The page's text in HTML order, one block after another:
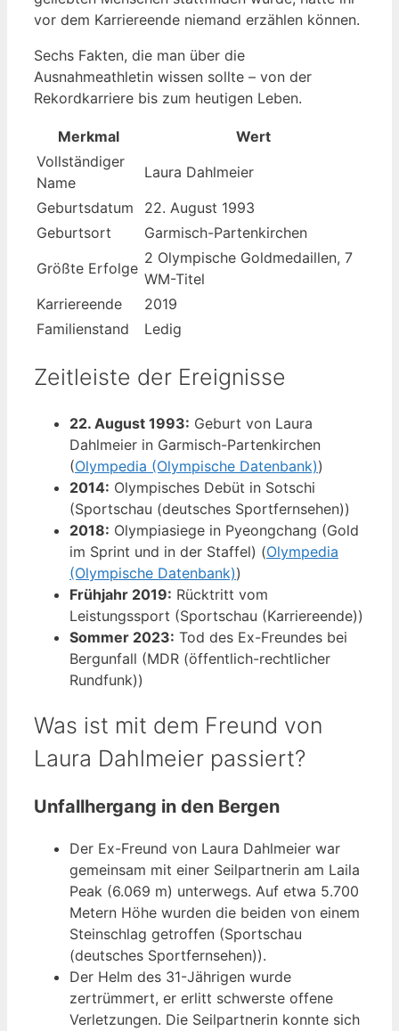
vor dem Karriereende niemand erzählen können.
Sechs Fakten, die man über die
Ausnahmeathletin wissen sollte – von der
Rekordkarriere bis zum heutigen Leben.
Merkmal
Wert
Vollständiger
Name
Laura Dahlmeier
Geburtsdatum
22. August 1993
Geburtsort
Garmisch-Partenkirchen
Größte Erfolge
2 Olympische Goldmedaillen, 7
WM-Titel
Karriereende
2019
Familienstand
Ledig
Zeitleiste der Ereignisse
22. August 1993: Geburt von Laura
Dahlmeier in Garmisch-Partenkirchen
(Olympedia (Olympische Datenbank))
2014: Olympisches Debüt in Sotschi
(Sportschau (deutsches Sportfernsehen))
2018: Olympiasiege in Pyeongchang (Gold
im Sprint und in der Staffel) (Olympedia
(Olympische Datenbank))
Frühjahr 2019: Rücktritt vom
Leistungssport (Sportschau (Karriereende))
Sommer 2023: Tod des Ex-Freundes bei
Bergunfall (MDR (öffentlich-rechtlicher
Rundfunk))
Was ist mit dem Freund von
Laura Dahlmeier passiert?
Unfallhergang in den Bergen
Der Ex-Freund von Laura Dahlmeier war
gemeinsam mit einer Seilpartnerin am Laila
Peak (6.069 m) unterwegs. Auf etwa 5.700
Metern Höhe wurden die beiden von einem
Steinschlag getroffen (Sportschau
(deutsches Sportfernsehen)).
Der Helm des 31-Jährigen wurde
zertrümmert, er erlitt schwerste offene
Verletzungen. Die Seilpartnerin konnte sich